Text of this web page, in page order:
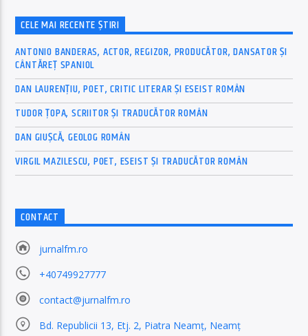
CELE MAI RECENTE ȘTIRI
ANTONIO BANDERAS, ACTOR, REGIZOR, PRODUCĂTOR, DANSATOR ȘI
CÂNTĂREȚ SPANIOL
DAN LAURENȚIU, POET, CRITIC LITERAR ȘI ESEIST ROMÂN
TUDOR ȚOPA, SCRIITOR ȘI TRADUCĂTOR ROMÂN
DAN GIUȘCĂ, GEOLOG ROMÂN
VIRGIL MAZILESCU, POET, ESEIST ȘI TRADUCĂTOR ROMÂN
CONTACT
jurnalfm.ro
+40749927777
contact@jurnalfm.ro
Bd. Republicii 13, Etj. 2, Piatra Neamț, Neamț